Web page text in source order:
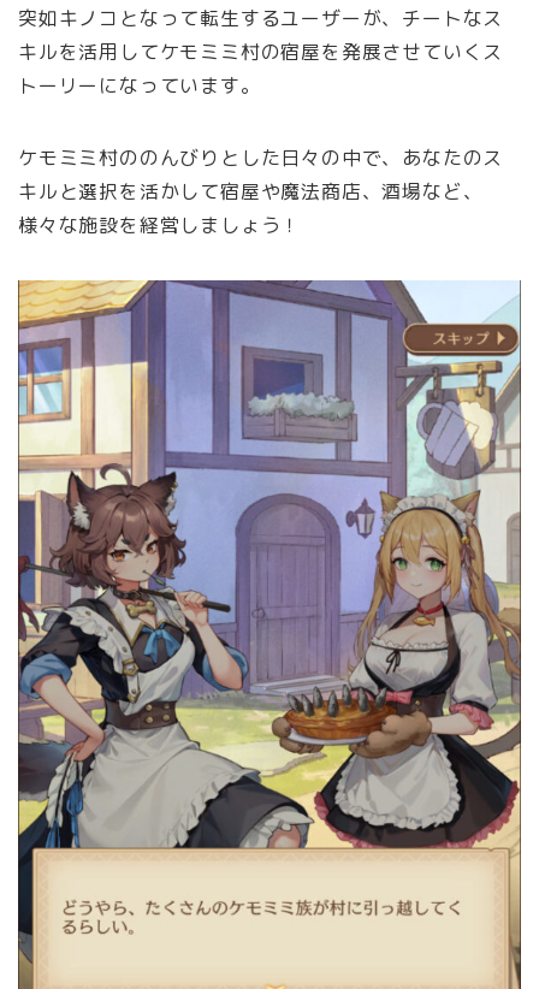
突如キノコとなって転生するユーザーが、チートなス
キルを活用してケモミミ村の宿屋を発展させていくス
トーリーになっています。
ケモミミ村ののんびりとした日々の中で、あなたのス
キルと選択を活かして宿屋や魔法商店、酒場など、
様々な施設を経営しましょう！